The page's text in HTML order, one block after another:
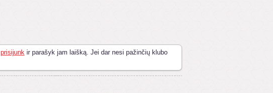
prisijunk ir parašyk jam laišką. Jei dar nesi pažinčių klubo